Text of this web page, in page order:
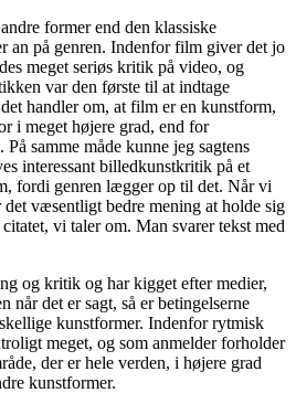
former end den klassiske
an på genren. Indenfor film giver det jo
meget seriøs kritik på video, og
var den første til at indtage
handler om, at film er en kunstform,
i meget højere grad, end for
samme måde kunne jeg sagtens
interessant billedkunstkritik på et
fordi genren lægger op til det. Når vi
væsentligt bedre mening at holde sig
vi taler om. Man svarer tekst med
og kritik og har kigget efter medier,
når det er sagt, så er betingelserne
kunstformer. Indenfor rytmisk
meget, og som anmelder forholder
der er hele verden, i højere grad
kunstformer.